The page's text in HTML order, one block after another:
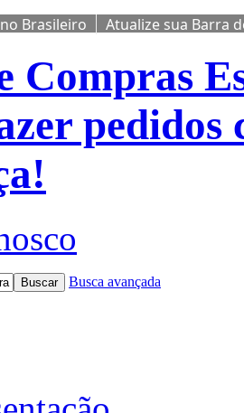
Brasileiro Atualize sua Barra
Compras
pedidos
Buscar Busca avançada